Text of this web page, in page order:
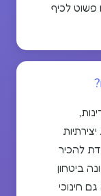
פשוט לכיף
להכיר
ביטחון
חינוכי